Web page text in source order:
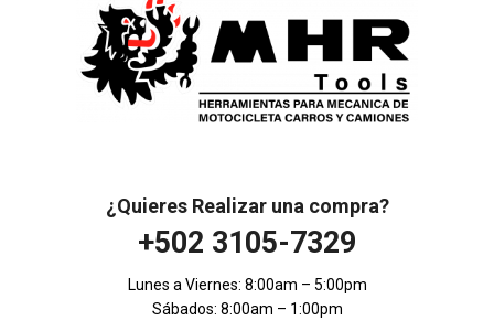
¿Quieres Realizar una compra?
+502 3105-7329
Lunes a Viernes: 8:00am – 5:00pm
Sábados: 8:00am – 1:00pm